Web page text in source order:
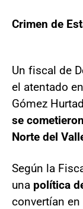
Crimen de
Un fiscal de
el atentado
Gómez
se
Norte del
Según la
una política
convertían